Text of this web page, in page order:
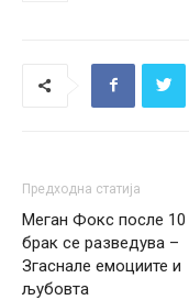
Предходна статија
Меган Фокс после 10
брак се разведува –
Згаснале емоциите и
љубовта